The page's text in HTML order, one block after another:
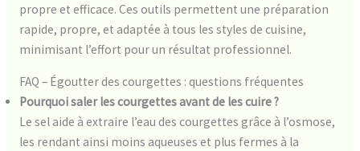
propre et efficace. Ces outils permettent une préparation
rapide, propre, et adaptée à tous les styles de cuisine,
minimisant l’effort pour un résultat professionnel.
FAQ – Égoutter des courgettes : questions fréquentes
Pourquoi saler les courgettes avant de les cuire ?
Le sel aide à extraire l’eau des courgettes grâce à l’osmose,
les rendant ainsi moins aqueuses et plus fermes à la